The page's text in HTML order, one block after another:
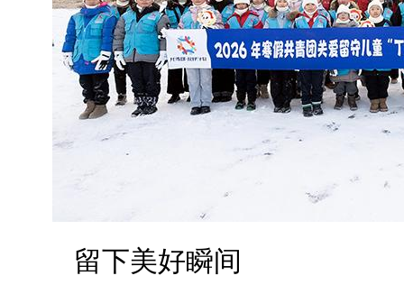
留下美好瞬间